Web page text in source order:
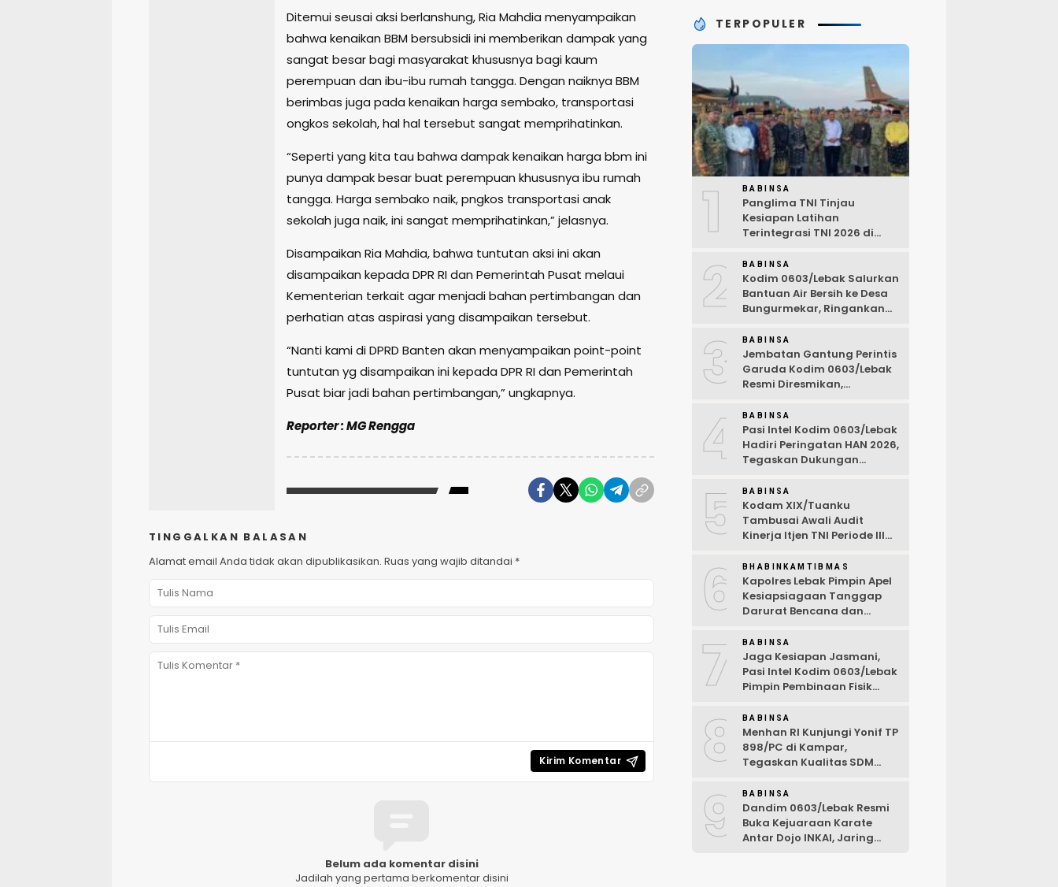
Ditemui seusai aksi berlanshung, Ria Mahdia menyampaikan
bahwa kenaikan BBM bersubsidi ini memberikan dampak yang
sangat besar bagi masyarakat khususnya bagi kaum
perempuan dan ibu-ibu rumah tangga. Dengan naiknya BBM
berimbas juga pada kenaikan harga sembako, transportasi
ongkos sekolah, hal hal tersebut sangat memprihatinkan.
“Seperti yang kita tau bahwa dampak kenaikan harga bbm ini
punya dampak besar buat perempuan khususnya ibu rumah
tangga. Harga sembako naik, pngkos transportasi anak
sekolah juga naik, ini sangat memprihatinkan,” jelasnya.
Disampaikan Ria Mahdia, bahwa tuntutan aksi ini akan
disampaikan kepada DPR RI dan Pemerintah Pusat melaui
Kementerian terkait agar menjadi bahan pertimbangan dan
perhatian atas aspirasi yang disampaikan tersebut.
“Nanti kami di DPRD Banten akan menyampaikan point-point
tuntutan yg disampaikan ini kepada DPR RI dan Pemerintah
Pusat biar jadi bahan pertimbangan,” ungkapnya.
Reporter : MG Rengga
TINGGALKAN BALASAN
Alamat email Anda tidak akan dipublikasikan. Ruas yang wajib ditandai *
Belum ada komentar disini
Jadilah yang pertama berkomentar disini
Kualitas SDM
Kunci Kekuatan
TNI
TERPOPULER
1 BABINSA
Panglima TNI Tinjau
Kesiapan Latihan
Terintegrasi TNI 2026 di
2 BABINSA
Kodim 0603/Lebak Salurkan
Bantuan Air Bersih ke Desa
Bungurmekar, Ringankan
Kemarau
3 BABINSA
Jembatan Gantung Perintis
Garuda Kodim 0603/Lebak
Resmi Diresmikan,
Desa Wanasalam
4 BABINSA
Pasi Intel Kodim 0603/Lebak
Hadiri Peringatan HAN 2026,
Tegaskan Dukungan
Ramah Anak
5 BABINSA
Kodam XIX/Tuanku
Tambusai Awali Audit
Kinerja Itjen TNI Periode III
6 BHABINKAMTIBMAS
Kapolres Lebak Pimpin Apel
Kesiapsiagaan Tanggap
Darurat Bencana dan
7 BABINSA
Jaga Kesiapan Jasmani,
Pasi Intel Kodim 0603/Lebak
Pimpin Pembinaan Fisik
8 BABINSA
Menhan RI Kunjungi Yonif TP
898/PC di Kampar,
Tegaskan Kualitas SDM
9 BABINSA
Dandim 0603/Lebak Resmi
Buka Kejuaraan Karate
Antar Dojo INKAI, Jaring